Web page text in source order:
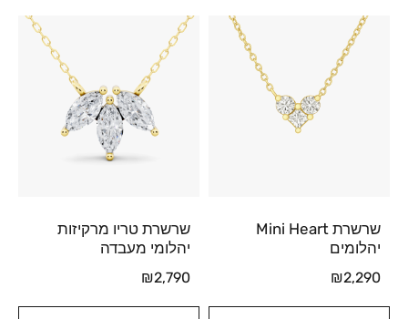
שרשרת Mini Heart
יהלומים
₪2,290
שרשרת טריו מרקיזות
יהלומי מעבדה
₪2,790